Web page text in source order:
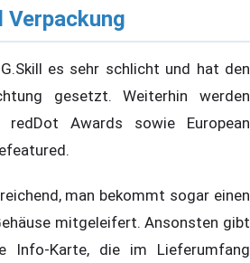
es sehr schlicht und hat den
gesetzt. Weiterhin werden
Awards sowie European
man bekommt sogar einen
mitgeleifert. Ansonsten gibt
Info-Karte, die im Lieferumfang